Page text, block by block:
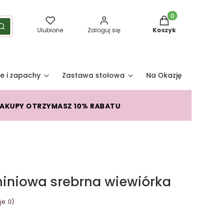
Szukaj Ulubione Zaloguj się
Produkty w
Koszyk
i zapachy Zastawa stołowa Na Okazję
OTRZYMASZ 10% RABATU
srebrna wiewiórka
0)